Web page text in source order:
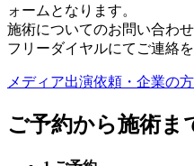
ォームとなります。
施術についてのお問い合わ
フリーダイヤルにてご連絡
メディア出演依頼・企業の
ご予約から施術ま